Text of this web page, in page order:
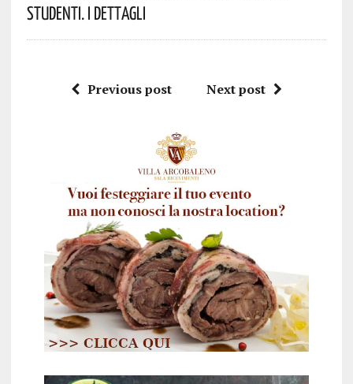
Studenti. I Dettagli
Previous post Next post